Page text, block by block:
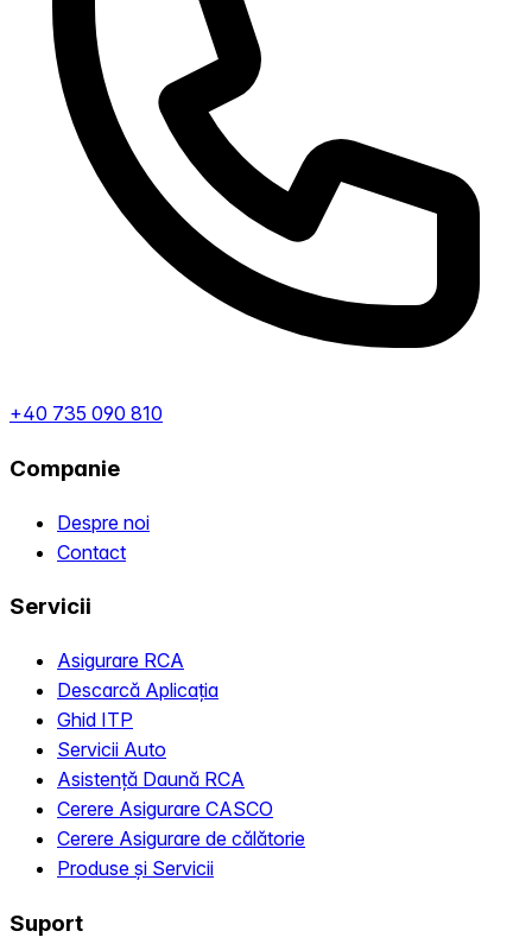
+40 735 090 810
Companie
Despre noi
Contact
Servicii
Asigurare RCA
Descarcă Aplicația
Ghid ITP
Servicii Auto
Asistență Daună RCA
Cerere Asigurare CASCO
Cerere Asigurare de călătorie
Produse și Servicii
Suport